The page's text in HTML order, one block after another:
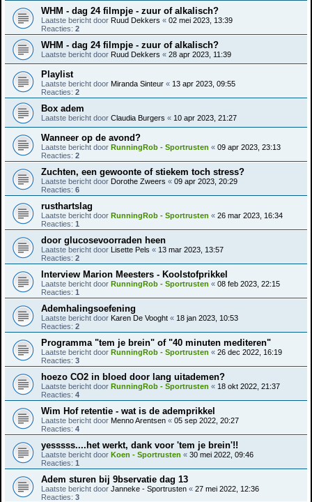
WHM - dag 24 filmpje - zuur of alkalisch?
Laatste bericht door Ruud Dekkers « 02 mei 2023, 13:39
Reacties: 2
WHM - dag 24 filmpje - zuur of alkalisch?
Laatste bericht door Ruud Dekkers « 28 apr 2023, 11:39
Playlist
Laatste bericht door Miranda Sinteur « 13 apr 2023, 09:55
Reacties: 2
Box adem
Laatste bericht door Claudia Burgers « 10 apr 2023, 21:27
Wanneer op de avond?
Laatste bericht door RunningRob - Sportrusten « 09 apr 2023, 23:13
Reacties: 2
Zuchten, een gewoonte of stiekem toch stress?
Laatste bericht door Dorothe Zweers « 09 apr 2023, 20:29
Reacties: 6
rusthartslag
Laatste bericht door RunningRob - Sportrusten « 26 mar 2023, 16:34
Reacties: 1
door glucosevoorraden heen
Laatste bericht door Lisette Pels « 13 mar 2023, 13:57
Reacties: 2
Interview Marion Meesters - Koolstofprikkel
Laatste bericht door RunningRob - Sportrusten « 08 feb 2023, 22:15
Reacties: 1
Ademhalingsoefening
Laatste bericht door Karen De Vooght « 18 jan 2023, 10:53
Reacties: 2
Programma "tem je brein" of "40 minuten mediteren"
Laatste bericht door RunningRob - Sportrusten « 26 dec 2022, 16:19
Reacties: 3
hoezo CO2 in bloed door lang uitademen?
Laatste bericht door RunningRob - Sportrusten « 18 okt 2022, 21:37
Reacties: 4
Wim Hof retentie - wat is de ademprikkel
Laatste bericht door Menno Arentsen « 05 sep 2022, 20:27
Reacties: 4
yesssss....het werkt, dank voor 'tem je brein'!!
Laatste bericht door Koen - Sportrusten « 30 mei 2022, 09:46
Reacties: 1
Adem sturen bij 9bservatie dag 13
Laatste bericht door Janneke - Sportrusten « 27 mei 2022, 12:36
Reacties: 3